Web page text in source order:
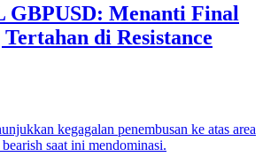
GBPUSD: Menanti Final
di Resistance
kegagalan penembusan ke atas area
saat ini mendominasi.